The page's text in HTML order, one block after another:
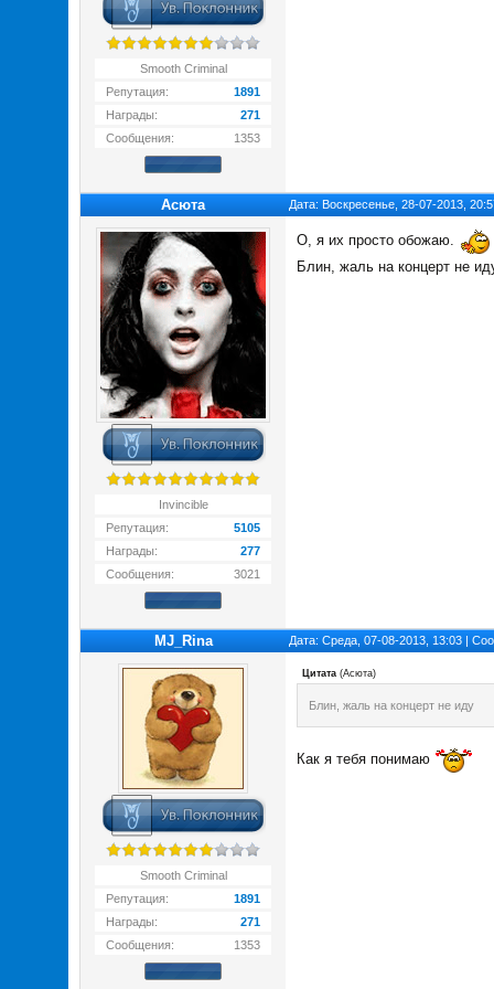
Smooth Criminal
Репутация:
1891
Награды:
271
Сообщения:
1353
Асюта Дата: Воскресенье, 28-07-2013,
Invincible
Репутация:
5105
Награды:
277
Сообщения:
3021
О, я их просто обожаю.
Блин, жаль на концерт не
MJ_Rina Дата: Среда, 07-08-2013, 13:03 |
Smooth Criminal
Репутация:
1891
Награды:
271
Сообщения:
1353
Цитата (Асюта)
Блин, жаль на концерт не иду
Как я тебя понимаю